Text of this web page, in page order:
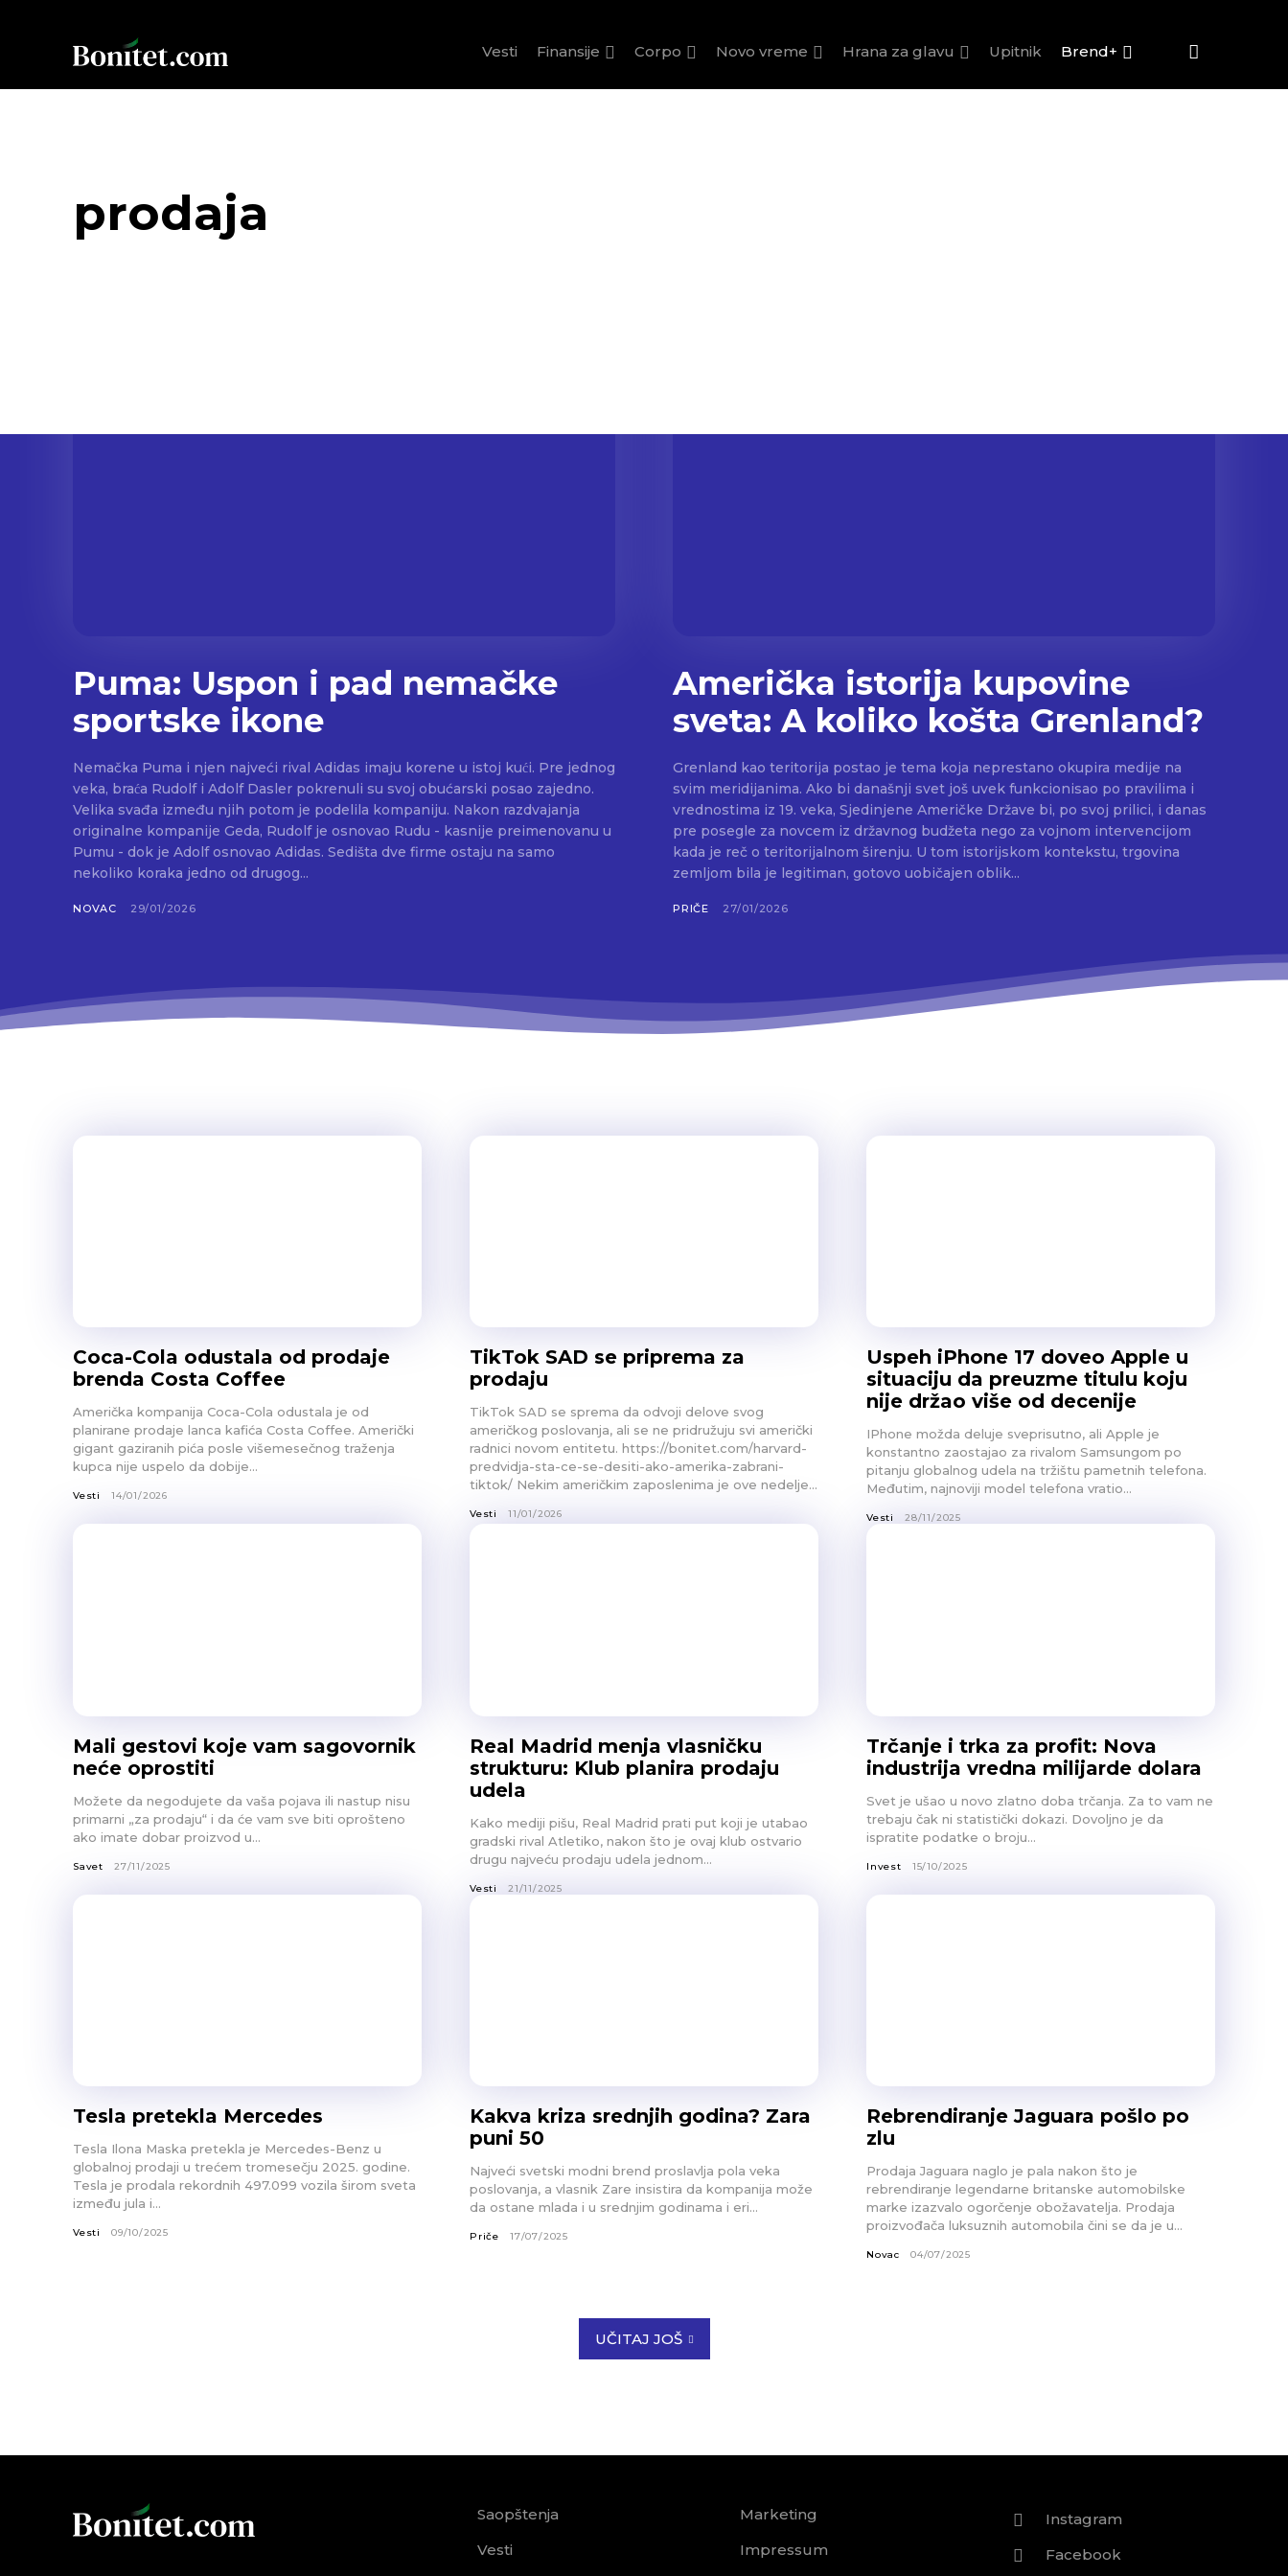
Vesti Finansije Corpo Novo vreme Hrana za glavu Upitnik Brend+
prodaja
Puma: Uspon i pad nemačke
sportske ikone
Nemačka Puma i njen najveći rival Adidas imaju korene u istoj kući. Pre jednog
veka, braća Rudolf i Adolf Dasler pokrenuli su svoj obućarski posao zajedno.
Velika svađa između njih potom je podelila kompaniju. Nakon razdvajanja
originalne kompanije Geda, Rudolf je osnovao Rudu - kasnije preimenovanu u
Pumu - dok je Adolf osnovao Adidas. Sedišta dve firme ostaju na samo
nekoliko koraka jedno od drugog...
NOVAC 29/01/2026
Američka istorija kupovine
sveta: A koliko košta Grenland?
Grenland kao teritorija postao je tema koja neprestano okupira medije na
svim meridijanima. Ako bi današnji svet još uvek funkcionisao po pravilima i
vrednostima iz 19. veka, Sjedinjene Američke Države bi, po svoj prilici, i danas
pre posegle za novcem iz državnog budžeta nego za vojnom intervencijom
kada je reč o teritorijalnom širenju. U tom istorijskom kontekstu, trgovina
zemljom bila je legitiman, gotovo uobičajen oblik...
PRIČE 27/01/2026
Coca-Cola odustala od prodaje
brenda Costa Coffee
Američka kompanija Coca-Cola odustala je od
planirane prodaje lanca kafića Costa Coffee. Američki
gigant gaziranih pića posle višemesečnog traženja
kupca nije uspelo da dobije...
Vesti 14/01/2026
TikTok SAD se priprema za
prodaju
TikTok SAD se sprema da odvoji delove svog
američkog poslovanja, ali se ne pridružuju svi američki
radnici novom entitetu. https://bonitet.com/harvard-
predvidja-sta-ce-se-desiti-ako-amerika-zabrani-
tiktok/ Nekim američkim zaposlenima je ove nedelje...
Vesti 11/01/2026
Uspeh iPhone 17 doveo Apple u
situaciju da preuzme titulu koju
nije držao više od decenije
IPhone možda deluje sveprisutno, ali Apple je
konstantno zaostajao za rivalom Samsungom po
pitanju globalnog udela na tržištu pametnih telefona.
Međutim, najnoviji model telefona vratio...
Vesti 28/11/2025
Mali gestovi koje vam sagovornik
neće oprostiti
Možete da negodujete da vaša pojava ili nastup nisu
primarni „za prodaju“ i da će vam sve biti oprošteno
ako imate dobar proizvod u...
Savet 27/11/2025
Real Madrid menja vlasničku
strukturu: Klub planira prodaju
udela
Kako mediji pišu, Real Madrid prati put koji je utabao
gradski rival Atletiko, nakon što je ovaj klub ostvario
drugu najveću prodaju udela jednom...
Vesti 21/11/2025
Trčanje i trka za profit: Nova
industrija vredna milijarde dolara
Svet je ušao u novo zlatno doba trčanja. Za to vam ne
trebaju čak ni statistički dokazi. Dovoljno je da
ispratite podatke o broju...
Invest 15/10/2025
Tesla pretekla Mercedes
Tesla Ilona Maska pretekla je Mercedes-Benz u
globalnoj prodaji u trećem tromesečju 2025. godine.
Tesla je prodala rekordnih 497.099 vozila širom sveta
između jula i...
Vesti 09/10/2025
Kakva kriza srednjih godina? Zara
puni 50
Najveći svetski modni brend proslavlja pola veka
poslovanja, a vlasnik Zare insistira da kompanija može
da ostane mlada i u srednjim godinama i eri...
Priče 17/07/2025
Rebrendiranje Jaguara pošlo po
zlu
Prodaja Jaguara naglo je pala nakon što je
rebrendiranje legendarne britanske automobilske
marke izazvalo ogorčenje obožavatelja. Prodaja
proizvođača luksuznih automobila čini se da je u...
Novac 04/07/2025
UČITAJ JOŠ
Saopštenja
Vesti
Marketing
Impressum
Instagram
Facebook